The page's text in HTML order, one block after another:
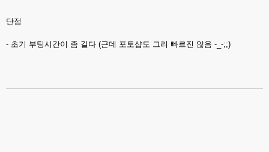
단점
- 초기 부팅시간이 좀 길다 (근데 포토샵도 그리 빠르진 않음 -_-;;)